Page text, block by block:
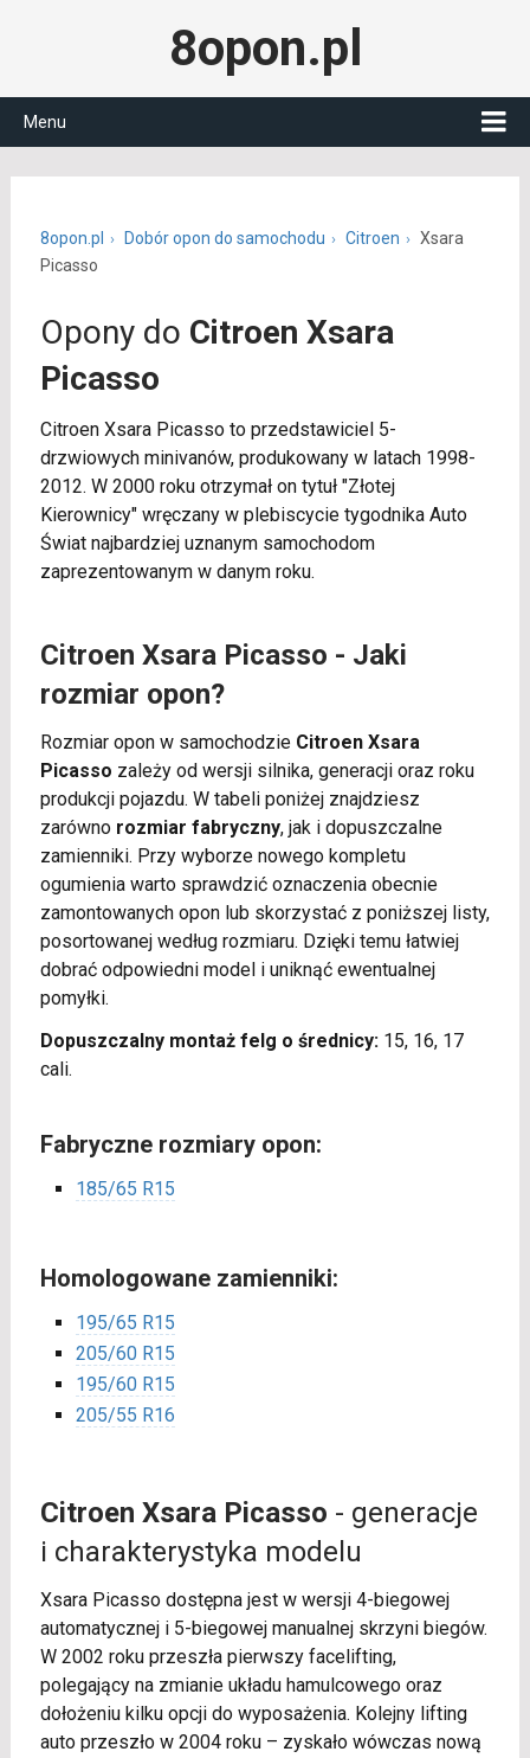
8opon.pl
Menu
8opon.pl Dobór opon do samochodu Citroen
Xsara
Picasso
Opony do Citroen Xsara
Picasso
Citroen Xsara Picasso to przedstawiciel 5-
drzwiowych minivanów, produkowany w latach 1998-
2012. W 2000 roku otrzymał on tytuł "Złotej
Kierownicy" wręczany w plebiscycie tygodnika Auto
Świat najbardziej uznanym samochodom
zaprezentowanym w danym roku.
Citroen Xsara Picasso - Jaki
rozmiar opon?
Rozmiar opon w samochodzie Citroen Xsara
Picasso zależy od wersji silnika, generacji oraz roku
produkcji pojazdu. W tabeli poniżej znajdziesz
zarówno rozmiar fabryczny, jak i dopuszczalne
zamienniki. Przy wyborze nowego kompletu
ogumienia warto sprawdzić oznaczenia obecnie
zamontowanych opon lub skorzystać z poniższej listy,
posortowanej według rozmiaru. Dzięki temu łatwiej
dobrać odpowiedni model i uniknąć ewentualnej
pomyłki.
Dopuszczalny montaż felg o średnicy:15, 16, 17
cali.
Fabryczne rozmiary opon:
185/65 R15
Homologowane zamienniki:
195/65 R15
205/60 R15
195/60 R15
205/55 R16
Citroen Xsara Picasso - generacje
i charakterystyka modelu
Xsara Picasso dostępna jest w wersji 4-biegowej
automatycznej i 5-biegowej manualnej skrzyni biegów.
W 2002 roku przeszła pierwszy facelifting,
polegający na zmianie układu hamulcowego oraz
dołożeniu kilku opcji do wyposażenia. Kolejny lifting
auto przeszło w 2004 roku – zyskało wówczas nową